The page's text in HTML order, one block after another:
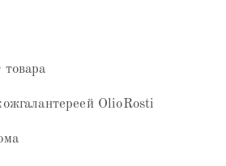
OlioRosti